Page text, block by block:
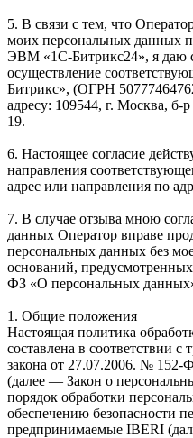
5. В связи с тем, что
моих персональных данных
ЭВМ «1С-Битрикс24», я даю
осуществление
Битрикс», (ОГРН
адресу: 109544, г. Москва, б-
19.
6. Настоящее согласие
направления
адрес или направления по
7. В случае отзыва мною
данных Оператор вправе
персональных данных без
оснований,
ФЗ «О персональных
1. Общие положения
Настоящая политика
составлена в соответствии
закона от 27.07.2006. №
(далее — Закон о
порядок обработки
обеспечению безопасности
предпринимаемые IBERI